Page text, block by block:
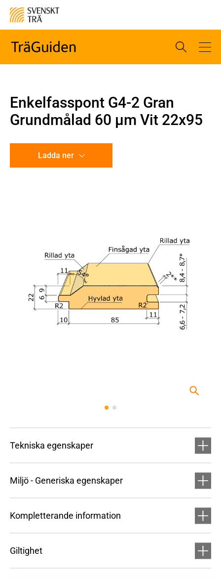
Enkelfasspont G4-2 Gran
Grundmålad 60 µm Vit 22x95
Ladda ner
Tekniska egenskaper
Miljö - Generiska egenskaper
Kompletterande information
Giltighet